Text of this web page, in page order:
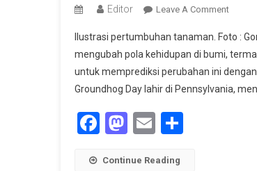
Editor Leave A CommentOn
Baru
Siklus
Ilustrasi pertumbuhan tanaman. Foto :
mengubah pola kehidupan di bumi,
untuk memprediksi perubahan ini
Groundhog Day lahir di Pennsylvania,
Facebook
Mastodon
Email
Continue Reading